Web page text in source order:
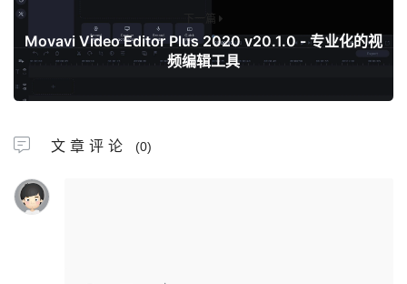
下一篇
Movavi Video Editor Plus 2020 v20.1.0 - 专业化的视
频编辑工具
文章评论 (0)